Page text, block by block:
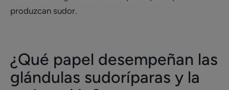
produzcan sudor.
¿Qué papel desempeñan las
glándulas sudoríparas y la